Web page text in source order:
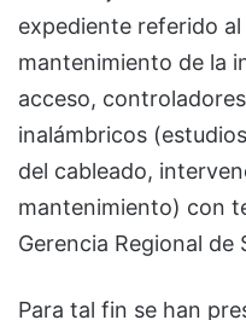
expediente referido
mantenimiento de la
acceso,
inalámbricos
del cableado,
mantenimiento) con
Gerencia Regional de
Para tal fin se han